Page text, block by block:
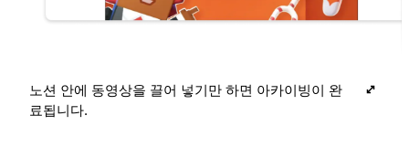
노션 안에 동영상을 끌어 넣기만 하면 아카이빙이 완
료됩니다.